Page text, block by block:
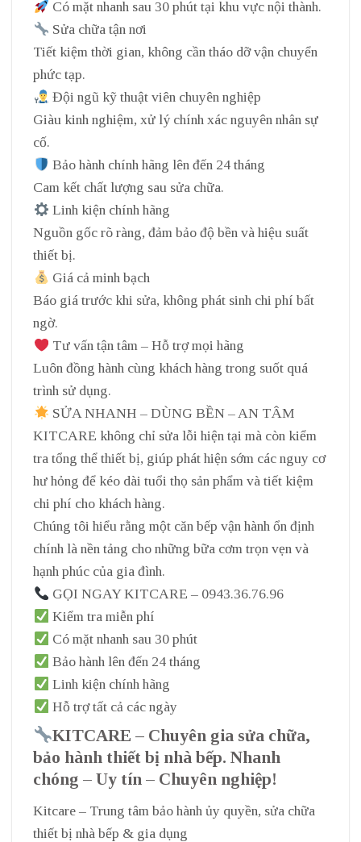
Có mặt nhanh sau 30 phút tại khu vực nội thành.
Sửa chữa tận nơi
Tiết kiệm thời gian, không cần tháo dỡ vận chuyển
phức tạp.
Đội ngũ kỹ thuật viên chuyên nghiệp
Giàu kinh nghiệm, xử lý chính xác nguyên nhân sự
cố.
Bảo hành chính hãng lên đến 24 tháng
Cam kết chất lượng sau sửa chữa.
Linh kiện chính hãng
Nguồn gốc rõ ràng, đảm bảo độ bền và hiệu suất
thiết bị.
Giá cả minh bạch
Báo giá trước khi sửa, không phát sinh chi phí bất
ngờ.
Tư vấn tận tâm – Hỗ trợ mọi hãng
Luôn đồng hành cùng khách hàng trong suốt quá
trình sử dụng.
SỬA NHANH – DÙNG BỀN – AN TÂM
KITCARE không chỉ sửa lỗi hiện tại mà còn kiểm
tra tổng thể thiết bị, giúp phát hiện sớm các nguy cơ
hư hỏng để kéo dài tuổi thọ sản phẩm và tiết kiệm
chi phí cho khách hàng.
Chúng tôi hiểu rằng một căn bếp vận hành ổn định
chính là nền tảng cho những bữa cơm trọn vẹn và
hạnh phúc của gia đình.
GỌI NGAY KITCARE – 0943.36.76.96
Kiểm tra miễn phí
Có mặt nhanh sau 30 phút
Bảo hành lên đến 24 tháng
Linh kiện chính hãng
Hỗ trợ tất cả các ngày
KITCARE – Chuyên gia sửa chữa,
bảo hành thiết bị nhà bếp. Nhanh
chóng – Uy tín – Chuyên nghiệp!
Kitcare – Trung tâm bảo hành ủy quyền, sửa chữa
thiết bị nhà bếp & gia dụng